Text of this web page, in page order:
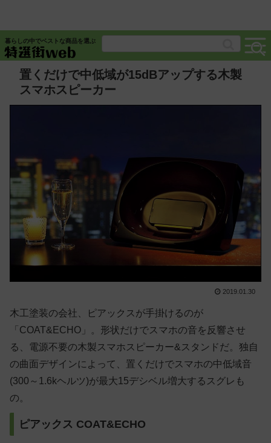
暮らしの中でベストな商品を選ぶ
置くだけで中低域が15dBアップする木製
スマホスピーカー
2019.01.30
木工塗装の会社、ピアックスが手掛けるのが
「COAT&ECHO」。形状だけでスマホの音を反響させ
る、電源不要の木製スマホスピーカー&スタンドだ。独自
の曲面デザインによって、置くだけでスマホの中低域音
(300～1.6kヘルツ)が最大15デシベル増大するスグレも
の。
ピアックス COAT&ECHO